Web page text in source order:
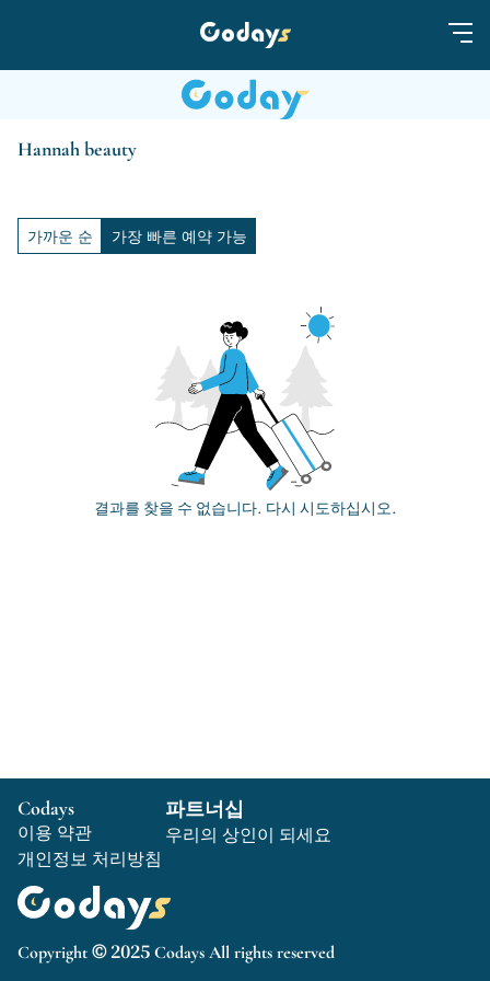
Hannah beauty
가까운 순 가장 빠른 예약 가능
결과를 찾을 수 없습니다. 다시 시도하십시오.
Copyright © 2025 Codays All rights reserved
Codays
이용 약관
개인정보 처리방침
파트너십
우리의 상인이 되세요